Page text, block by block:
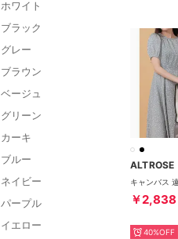
ホワイト
ブラック
グレー
ブラウン
ベージュ
グリーン
カーキ
ブルー
ネイビー
パープル
イエロー
ALTROSE
￥2,838
40%OFF